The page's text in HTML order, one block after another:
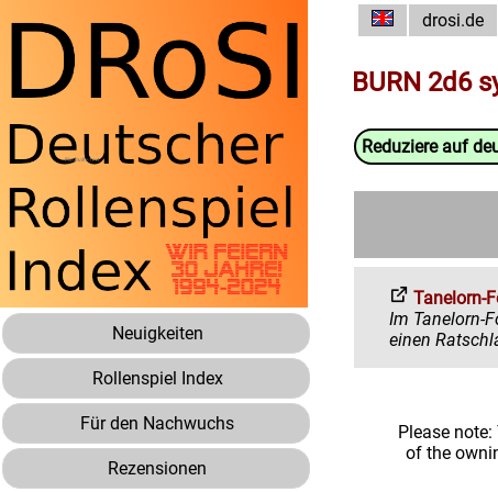
Neuigkeiten
Rollenspiel Index
Für den Nachwuchs
Rezensionen
drosi.de
BURN 2d6
Reduziere auf
Tanelorn-
Im Tanelorn-Forum
Please
of the